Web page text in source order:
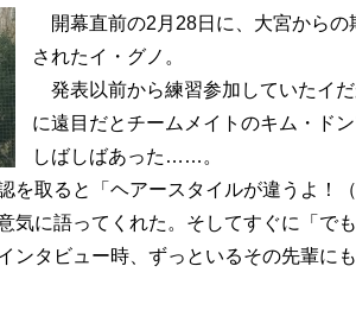
開幕直前の2月28日に、大宮からの
されたイ・グノ。
発表以前から練習参加していたイ
に遠目だとチームメイトのキム・ド
しばしばあった……。
取ると「ヘアースタイルが違うよ！
気に語ってくれた。そしてすぐに「で
ンタビュー時、ずっといるその先輩に